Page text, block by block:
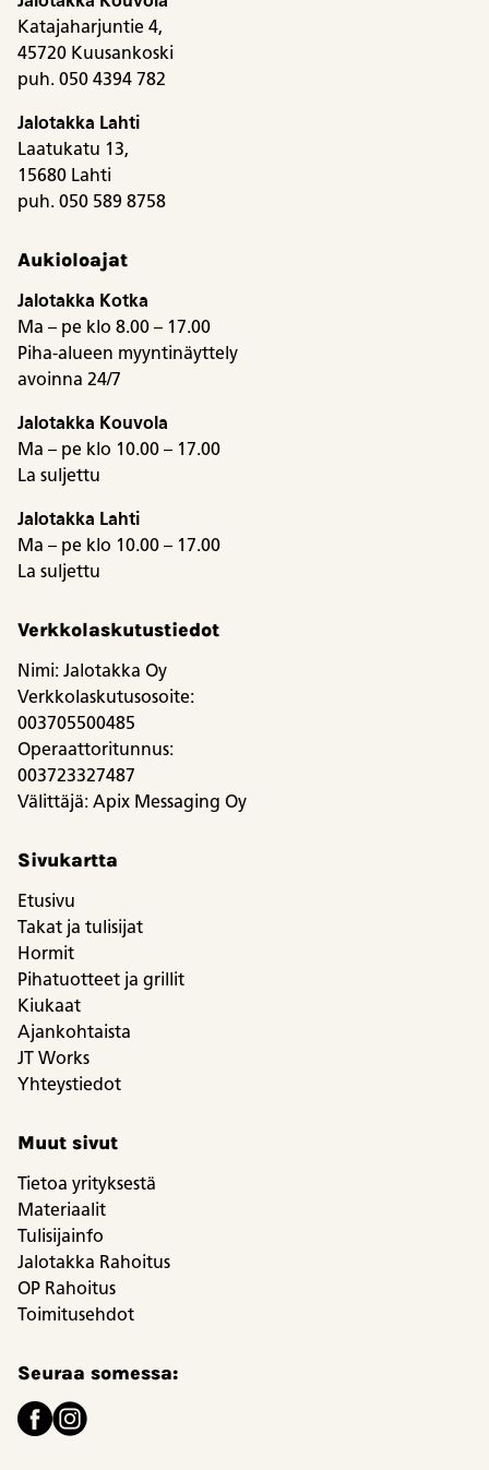
Katajaharjuntie 4,
45720 Kuusankoski
puh. 050 4394 782
Jalotakka Lahti
Laatukatu 13,
15680 Lahti
puh. 050 589 8758
Aukioloajat
Jalotakka Kotka
Ma – pe klo 8.00 – 17.00
Piha-alueen myyntinäyttely
avoinna 24/7
Jalotakka Kouvola
Ma – pe klo 10.00 – 17.00
La suljettu
Jalotakka Lahti
Ma – pe klo 10.00 – 17.00
La suljettu
Verkkolaskutustiedot
Nimi: Jalotakka Oy
Verkkolaskutusosoite:
003705500485
Operaattoritunnus:
003723327487
Välittäjä: Apix Messaging Oy
Sivukartta
Etusivu
Takat ja tulisijat
Hormit
Pihatuotteet ja grillit
Kiukaat
Ajankohtaista
JT Works
Yhteystiedot
Muut sivut
Tietoa yrityksestä
Materiaalit
Tulisijainfo
Jalotakka Rahoitus
OP Rahoitus
Toimitusehdot
Seuraa somessa: